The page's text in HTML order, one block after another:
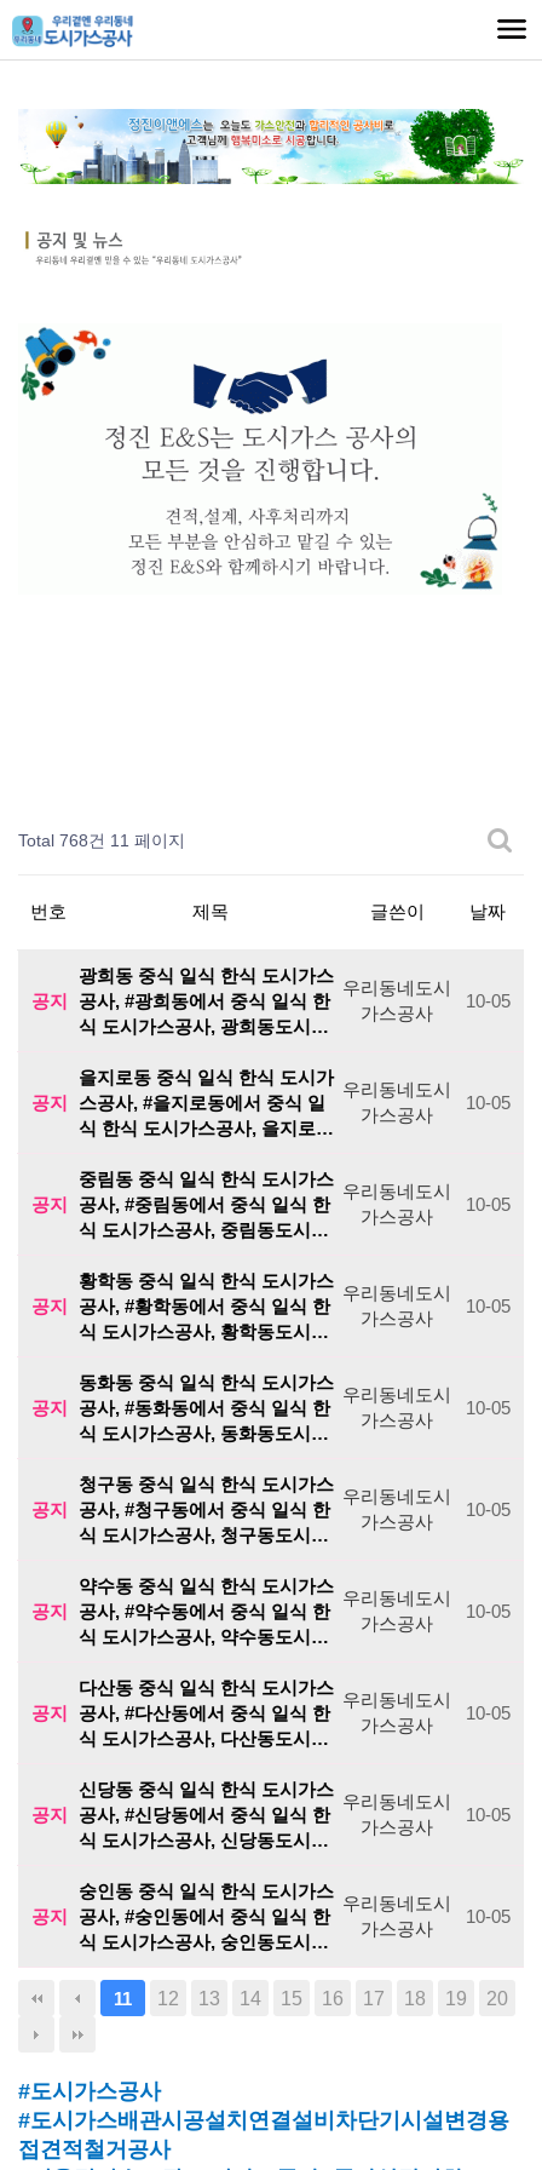
Total 768건 11 페이지
번호 제목 글쓴이 날짜
공지
광희동 중식 일식 한식 도시가스
공사, #광희동에서 중식 일식 한
식 도시가스공사, 광희동도시…
우리동네도시
가스공사
10-05
공지
을지로동 중식 일식 한식 도시가
스공사, #을지로동에서 중식 일
식 한식 도시가스공사, 을지로…
우리동네도시
가스공사
10-05
공지
중림동 중식 일식 한식 도시가스
공사, #중림동에서 중식 일식 한
식 도시가스공사, 중림동도시…
우리동네도시
가스공사
10-05
공지
황학동 중식 일식 한식 도시가스
공사, #황학동에서 중식 일식 한
식 도시가스공사, 황학동도시…
우리동네도시
가스공사
10-05
공지
동화동 중식 일식 한식 도시가스
공사, #동화동에서 중식 일식 한
식 도시가스공사, 동화동도시…
우리동네도시
가스공사
10-05
공지
청구동 중식 일식 한식 도시가스
공사, #청구동에서 중식 일식 한
식 도시가스공사, 청구동도시…
우리동네도시
가스공사
10-05
공지
약수동 중식 일식 한식 도시가스
공사, #약수동에서 중식 일식 한
식 도시가스공사, 약수동도시…
우리동네도시
가스공사
10-05
공지
다산동 중식 일식 한식 도시가스
공사, #다산동에서 중식 일식 한
식 도시가스공사, 다산동도시…
우리동네도시
가스공사
10-05
공지
신당동 중식 일식 한식 도시가스
공사, #신당동에서 중식 일식 한
식 도시가스공사, 신당동도시…
우리동네도시
가스공사
10-05
공지
숭인동 중식 일식 한식 도시가스
공사, #숭인동에서 중식 일식 한
식 도시가스공사, 숭인동도시…
우리동네도시
가스공사
10-05
11 12 13 14 15 16 17 18 19 20
#도시가스공사
#도시가스배관시공설치연결설비차단기시설변경용
접견적철거공사